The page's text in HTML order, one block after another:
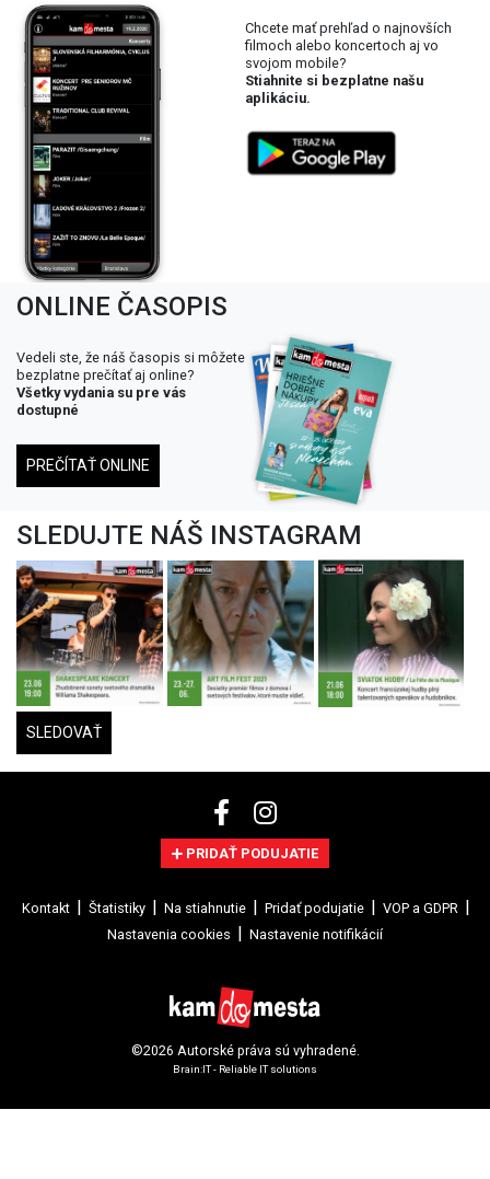
Chcete mať prehľad o najnovších
filmoch alebo koncertoch aj vo
svojom mobile?
Stiahnite si bezplatne našu
aplikáciu.
ONLINE ČASOPIS
Vedeli ste, že náš časopis si môžete
bezplatne prečítať aj online?
Všetky vydania su pre vás
dostupné
PREČÍTAŤ ONLINE
SLEDUJTE NÁŠ INSTAGRAM
SLEDOVAŤ
PRIDAŤ PODUJATIE
Kontakt Štatistiky Na stiahnutie Pridať podujatie
VOP a GDPR
Nastavenia cookies
Nastavenie notifikácií
©2026 Autorské práva sú vyhradené.
Brain:IT - Reliable IT solutions